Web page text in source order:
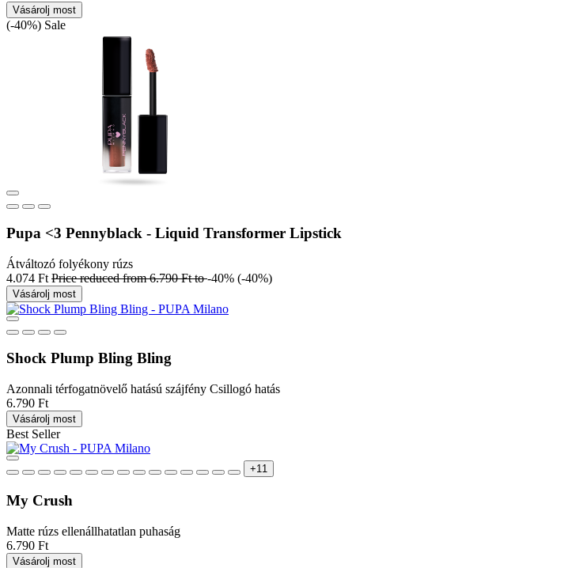
Vásárolj most
(-40%) Sale
Pupa <3 Pennyblack - Liquid Transformer Lipstick
Átváltozó folyékony rúzs
4.074 Ft Price reduced from6.790 Ftto-40% (-40%)
Vásárolj most
Shock Plump Bling Bling
Azonnali térfogatnövelő hatású szájfény Csillogó hatás
6.790 Ft
Vásárolj most
Best Seller
+11
My Crush
Matte rúzs ellenállhatatlan puhaság
6.790 Ft
Vásárolj most